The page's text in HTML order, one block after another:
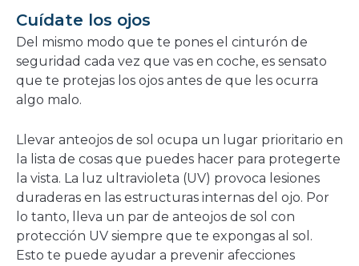
Cuídate los ojos
Del mismo modo que te pones el cinturón de
seguridad cada vez que vas en coche, es sensato
que te protejas los ojos antes de que les ocurra
algo malo.
Llevar anteojos de sol ocupa un lugar prioritario en
la lista de cosas que puedes hacer para protegerte
la vista. La luz ultravioleta (UV) provoca lesiones
duraderas en las estructuras internas del ojo. Por
lo tanto, lleva un par de anteojos de sol con
protección UV siempre que te expongas al sol.
Esto te puede ayudar a prevenir afecciones